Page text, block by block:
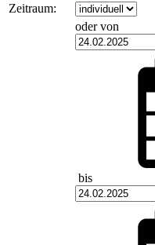
Zeitraum:
oder von
bis